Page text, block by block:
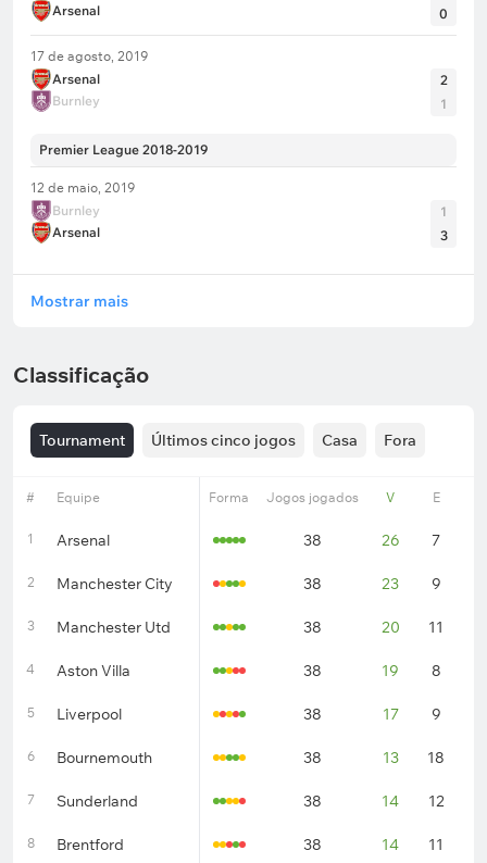
Arsenal
0
17 de agosto, 2019
Arsenal
Burnley
2
1
Premier League 2018-2019
12 de maio, 2019
Burnley
Arsenal
1
3
Mostrar mais
Classificação
Tournament Últimos cinco jogos Casa Fora
# Equipe Forma Jogos jogados V E
1 Arsenal 38 26 7
2 Manchester City 38 23 9
3 Manchester Utd 38 20 11
4 Aston Villa 38 19 8
5 Liverpool 38 17 9
6 Bournemouth 38 13 18
7 Sunderland 38 14 12
8 Brentford 38 14 11